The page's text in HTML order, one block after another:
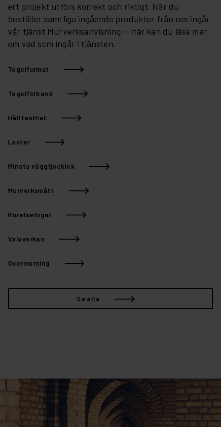
ert projekt utförs korrekt och riktigt. När du
beställer samtliga ingående produkter från oss ingår
vår tjänst Murverksanvisning — här kan du läsa mer
om vad som ingår i tjänsten.
Tegelformat
Tegelförband
Hållfasthet
Laster
Minsta väggtjocklek
Murverksmått
Rörelsefogar
Valvverkan
Övermurning
Se alla